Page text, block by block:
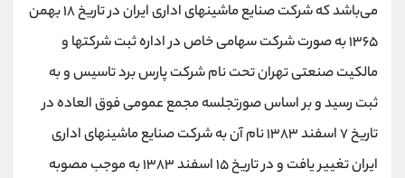
می‌باشد که شرکت صنایع ماشینهای اداری ایران در تاریخ ۱۸ بهمن
۱۳۶۵ به صورت شرکت سهامی خاص در اداره ثبت شرکتها و
مالکیت صنعتی تهران تحت نام شرکت پارس برد تاسیس و به
ثبت رسید و بر اساس صورتجلسه مجمع عمومی فوق العاده در
تاریخ ۷ اسفند ۱۳۸۳ نام آن به شرکت صنایع ماشینهای اداری
ایران تغییر یافت و در تاریخ ۱۵ اسفند ۱۳۸۳ به موجب مصوبه